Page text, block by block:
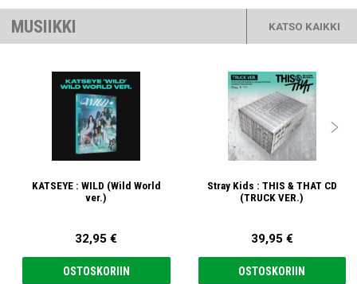
MUSIIKKI KATSO KAIKKI
KATSEYE : WILD (Wild World
ver.)
32,95 €
OSTOSKORIIN
Stray Kids : THIS & THAT CD
(TRUCK VER.)
39,95 €
OSTOSKORIIN
